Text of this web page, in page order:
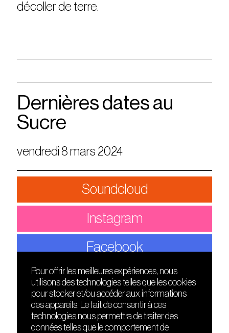
décoller de terre.
Dernières dates au
Sucre
vendredi 8 mars 2024
Soundcloud
Instagram
Facebook
DÉCOUVRIR
Le lieu
Contact
Presse
Cours de DJing
FRIENDS
Nuits sonores
HEAT
Hôtel71
La Gaîté Lyrique
Pour offrir les meilleures expériences, nous
utilisons des technologies telles que les cookies
pour stocker et/ou accéder aux informations
des appareils. Le fait de consentir à ces
technologies nous permettra de traiter des
données telles que le comportement de